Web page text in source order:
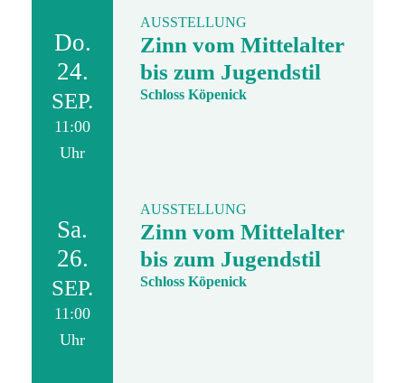
Do.
24.
SEP.
11:00
Uhr
AUSSTELLUNG
Zinn vom Mittelalter
bis zum Jugendstil
Schloss Köpenick
Sa.
26.
SEP.
11:00
Uhr
AUSSTELLUNG
Zinn vom Mittelalter
bis zum Jugendstil
Schloss Köpenick